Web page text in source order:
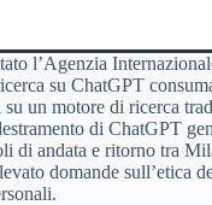
l’Agenzia
su ChatGPT
un motore di ricerca
di ChatGPT
di andata e ritorno tra
domande sull’etica